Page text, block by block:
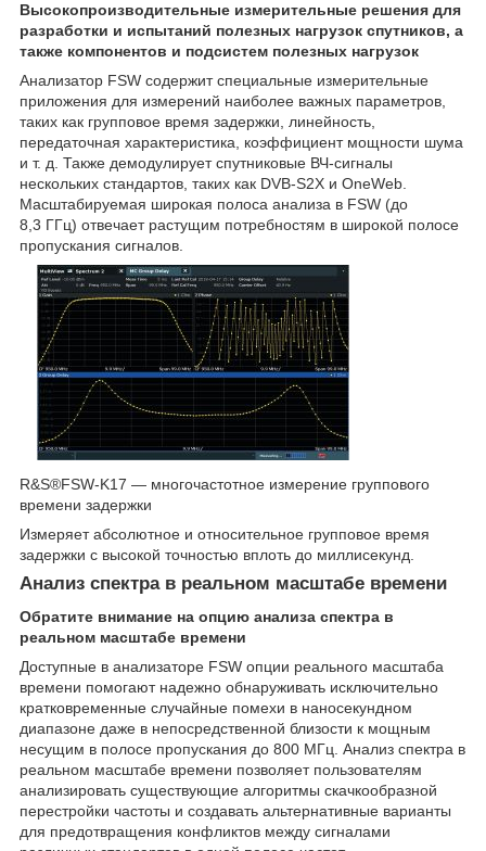
Высокопроизводительные измерительные решения для
разработки и испытаний полезных нагрузок спутников, а
также компонентов и подсистем полезных нагрузок
Анализатор FSW содержит специальные измерительные
приложения для измерений наиболее важных параметров,
таких как групповое время задержки, линейность,
передаточная характеристика, коэффициент мощности шума
и т. д. Также демодулирует спутниковые ВЧ-сигналы
нескольких стандартов, таких как DVB-S2X и OneWeb.
Масштабируемая широкая полоса анализа в FSW (до
8,3 ГГц) отвечает растущим потребностям в широкой полосе
пропускания сигналов.
R&S®FSW-K17 — многочастотное измерение группового
времени задержки
Измеряет абсолютное и относительное групповое время
задержки с высокой точностью вплоть до миллисекунд.
Анализ спектра в реальном масштабе времени
Обратите внимание на опцию анализа спектра в
реальном масштабе времени
Доступные в анализаторе FSW опции реального масштаба
времени помогают надежно обнаруживать исключительно
кратковременные случайные помехи в наносекундном
диапазоне даже в непосредственной близости к мощным
несущим в полосе пропускания до 800 МГц. Анализ спектра в
реальном масштабе времени позволяет пользователям
анализировать существующие алгоритмы скачкообразной
перестройки частоты и создавать альтернативные варианты
для предотвращения конфликтов между сигналами